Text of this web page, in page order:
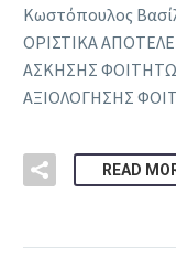
Κωστόπουλος
ΟΡΙΣΤΙΚΑ
ΑΣΚΗΣΗΣ
ΑΞΙΟΛΟΓΗΣΗΣ
READ